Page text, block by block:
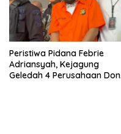
Peristiwa Pidana Febrie
Adriansyah, Kejagung
Geledah 4 Perusahaan Don